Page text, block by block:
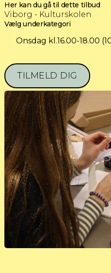
Her kan du gå til dette tilbud
Viborg - Kulturskolen
Vælg underkategori
Onsdag kl.16.00-18.00
TILMELD DIG